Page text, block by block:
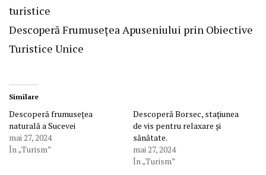
turistice
Descoperă Frumusețea Apuseniului prin Obiective
Turistice Unice
Similare
Descoperă frumusețea
naturală a Sucevei
mai 27, 2024
În „Turism”
Descoperă Borsec, stațiunea
de vis pentru relaxare și
sănătate.
mai 27, 2024
În „Turism”